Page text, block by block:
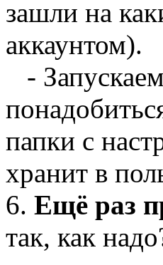
зашли на
аккаунтом).
-
папки с
хранит в
6. Ещё раз
так, как